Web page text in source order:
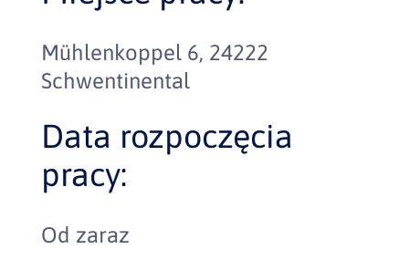
Mühlenkoppel 6, 24222
Schwentinental
Data rozpoczęcia
pracy:
Od zaraz